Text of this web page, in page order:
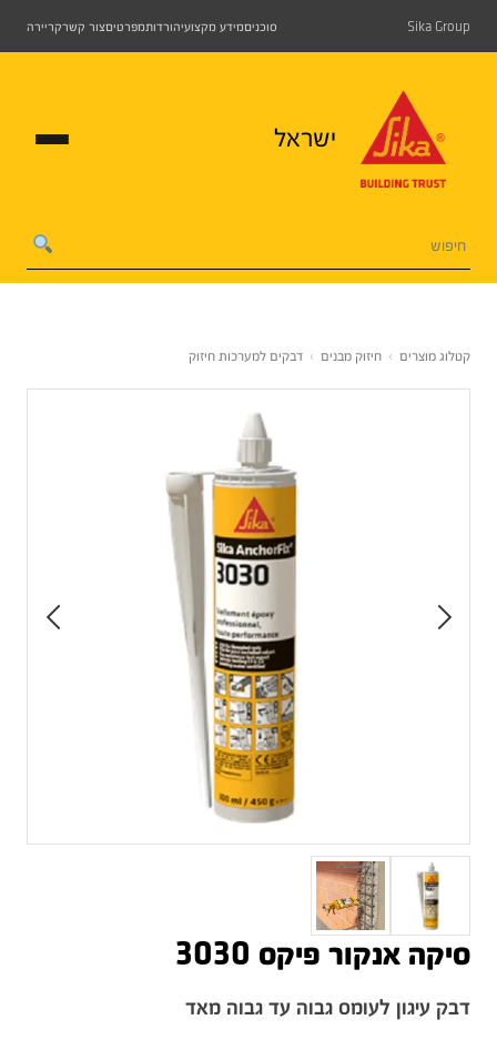
Sika Group סוכניםמידע מקצועיהורדותמפרטיםצור קשרקריירה
ישראל
קטלוג מוצרים › חיזוק מבנים › דבקים למערכות חיזוק
סיקה אנקור פיקס 3030
דבק עיגון לעומס גבוה עד גבוה מאד